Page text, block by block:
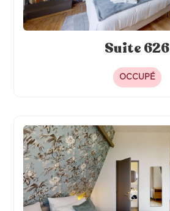
Suite 626
OCCUPÉ